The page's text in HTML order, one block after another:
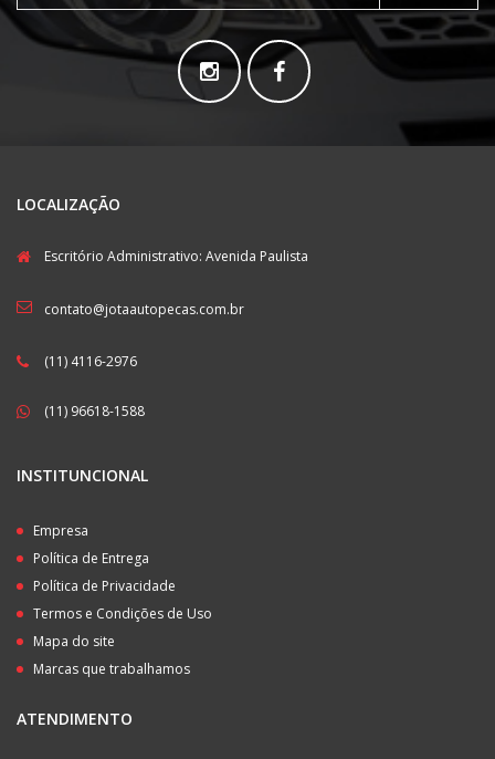
LOCALIZAÇÃO
Escritório Administrativo: Avenida Paulista
contato@jotaautopecas.com.br
(11) 4116-2976
(11) 96618-1588
INSTITUNCIONAL
Empresa
Política de Entrega
Política de Privacidade
Termos e Condições de Uso
Mapa do site
Marcas que trabalhamos
ATENDIMENTO